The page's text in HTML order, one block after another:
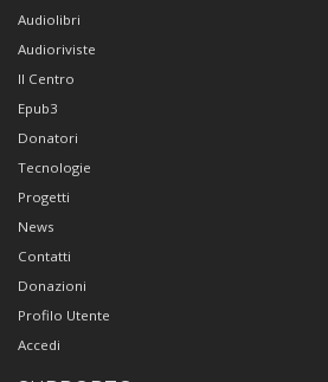
Audiolibri
Audioriviste
Il Centro
Epub3
Donatori
Tecnologie
Progetti
News
Contatti
Donazioni
Profilo Utente
Accedi